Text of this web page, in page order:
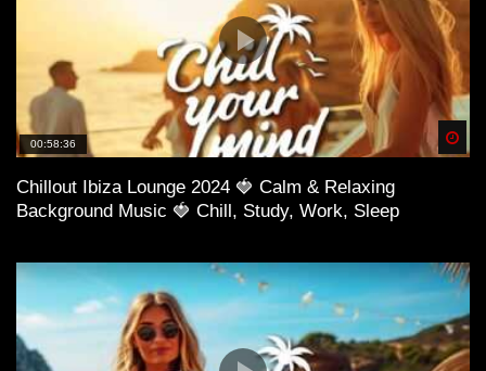
00:58:36
Chillout Ibiza Lounge 2024 🍓 Calm & Relaxing
Background Music 🍓 Chill, Study, Work, Sleep